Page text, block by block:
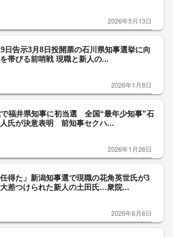
2026年5月13日
日告示3月8日投開票の石川県知事選挙に向
帯びる前哨戦 現職と新人の...
2026年1月8日
福井県知事に初当選 全国“最年少知事”石
人氏が決意表明 前知事セクハ...
2026年1月26日
任得た」新潟知事選で現職の花角英世氏が3
差つけられた新人の土田氏…衆院...
2026年6月6日